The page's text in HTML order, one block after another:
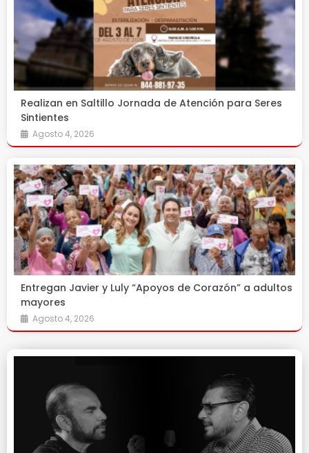
Realizan en Saltillo Jornada de Atención para Seres
Sintientes
Agosto 4, 2026
Entregan Javier y Luly “Apoyos de Corazón” a adultos
mayores
Agosto 4, 2026